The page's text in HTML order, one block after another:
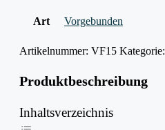
Art Vorgebunden
Artikelnummer: VF15 Kategorie:
Produktbeschreibung
Inhaltsverzeichnis